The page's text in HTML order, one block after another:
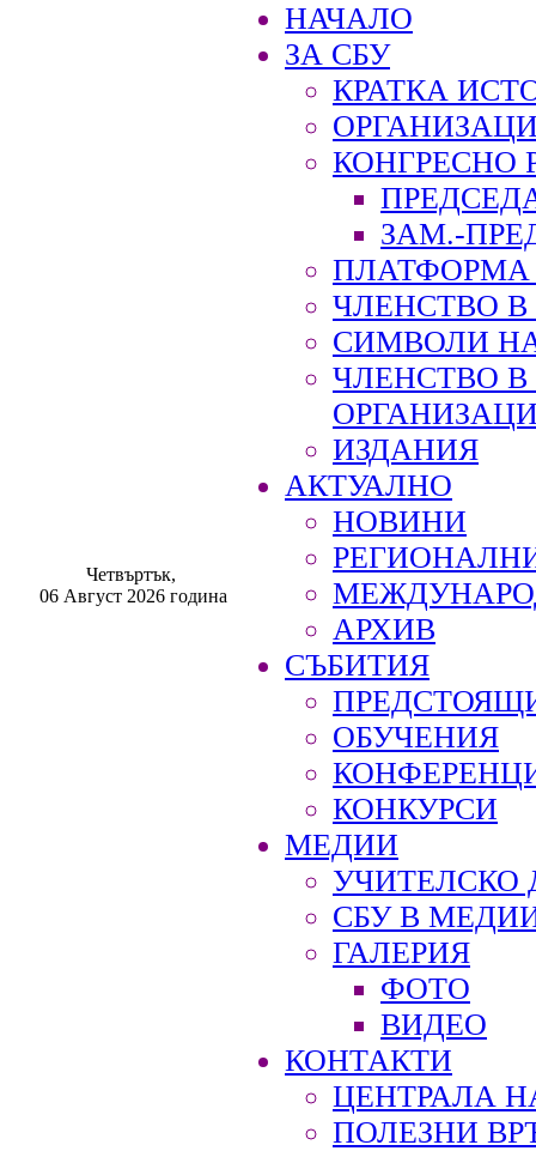
Четвъртък,
06 Август 2026 година
НАЧАЛО
ЗА СБУ
КРАТКА
КОНГРЕСНО
ЗАМ.-
ПЛАТФОРМА
ЧЛЕНСТВО В
СИМВОЛИ
ЧЛЕНСТВО
ИЗДАНИЯ
АКТУАЛНО
НОВИНИ
АРХИВ
СЪБИТИЯ
ОБУЧЕНИЯ
КОНКУРСИ
МЕДИИ
УЧИТЕЛСКО
СБУ В
ГАЛЕРИЯ
ФОТО
ВИДЕО
КОНТАКТИ
ЦЕНТРАЛА
ПОЛЕЗНИ